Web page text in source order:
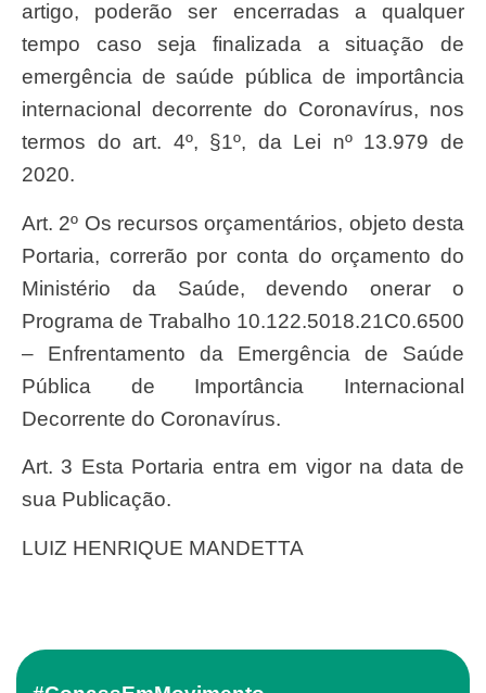
artigo, poderão ser encerradas a qualquer
tempo caso seja finalizada a situação de
emergência de saúde pública de importância
internacional decorrente do Coronavírus, nos
termos do art. 4º, §1º, da Lei nº 13.979 de
2020.
Art. 2º Os recursos orçamentários, objeto desta
Portaria, correrão por conta do orçamento do
Ministério da Saúde, devendo onerar o
Programa de Trabalho 10.122.5018.21C0.6500
– Enfrentamento da Emergência de Saúde
Pública de Importância Internacional
Decorrente do Coronavírus.
Art. 3 Esta Portaria entra em vigor na data de
sua Publicação.
LUIZ HENRIQUE MANDETTA